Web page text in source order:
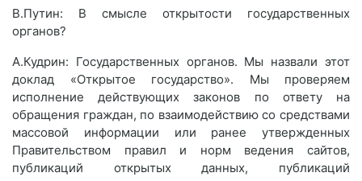
В.Путин: В смысле открытости государственных
органов?
А.Кудрин: Государственных органов. Мы назвали этот
доклад «Открытое государство». Мы проверяем
исполнение действующих законов по ответу на
обращения граждан, по взаимодействию со средствами
массовой информации или ранее утвержденных
Правительством правил и норм ведения сайтов,
публикаций открытых данных, публикаций